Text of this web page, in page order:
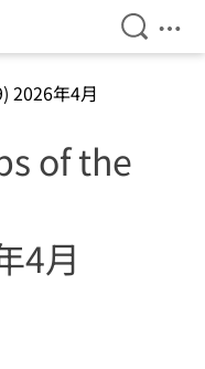
検索を
メ
2026年4月
of the
4月